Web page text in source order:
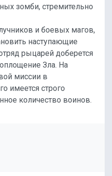
зомби, стремительно
и боевых магов,
наступающие
рыцарей доберется
Зла. На
миссии в
имеется строго
количество воинов.